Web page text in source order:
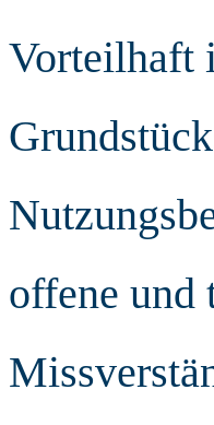
Vorteilhaft
offene und